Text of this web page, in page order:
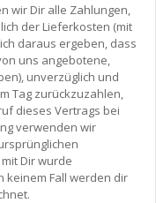
wir Dir alle Zahlungen,
der Lieferkosten (mit
daraus ergeben, dass
uns angebotene,
unverzüglich und
Tag zurückzuzahlen,
dieses Vertrags bei
verwenden wir
Dir wurde
keinem Fall werden dir